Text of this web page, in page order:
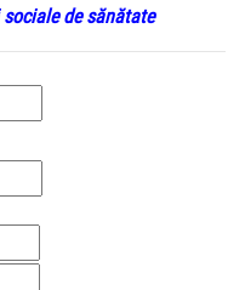
de sănătate